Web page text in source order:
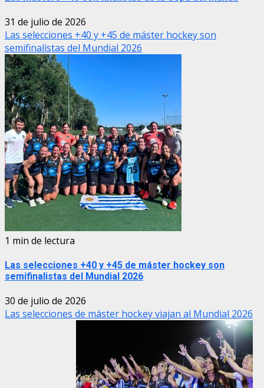
31 de julio de 2026
Las selecciones +40 y +45 de máster hockey son
semifinalistas del Mundial 2026
1 min de lectura
Las selecciones +40 y +45 de máster hockey son
semifinalistas del Mundial 2026
30 de julio de 2026
Las selecciones de máster hockey viajan al Mundial 2026